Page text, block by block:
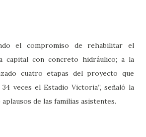
el compromiso de rehabilitar el
capital con concreto hidráulico; a la
cuatro etapas del proyecto que
veces el Estadio Victoria”, señaló la
de las familias asistentes.